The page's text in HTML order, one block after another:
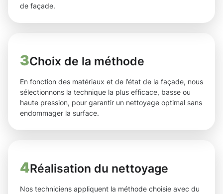
de façade.
3Choix de la méthode
En fonction des matériaux et de l’état de la façade, nous
sélectionnons la technique la plus efficace, basse ou
haute pression, pour garantir un nettoyage optimal sans
endommager la surface.
4Réalisation du nettoyage
Nos techniciens appliquent la méthode choisie avec du